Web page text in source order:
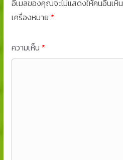
อีเมลของคุณจะไม่แสดงให้คนอื่นเห็น
เครื่องหมาย *
ความเห็น *